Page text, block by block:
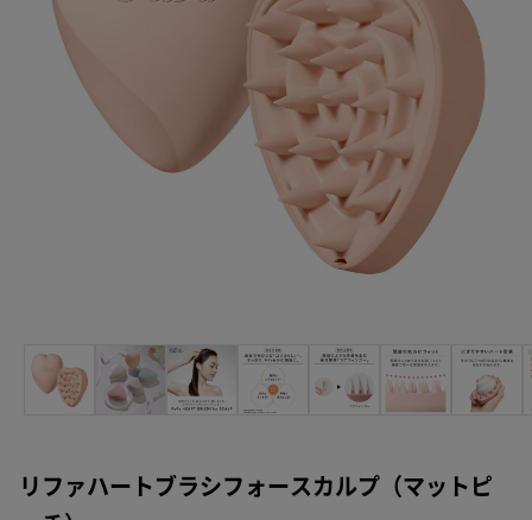
リファハートブラシフォースカルプ（マットピ